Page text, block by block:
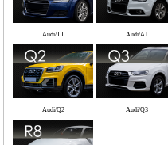
Audi/TT Audi/A1
Audi/Q2 Audi/Q3